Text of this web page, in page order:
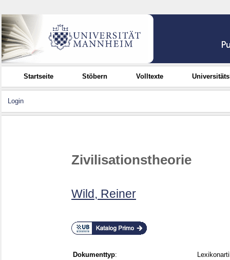
Startseite Stöbern Volltexte
Login
Zivilisationstheorie
Wild, Reiner
Dokumenttyp: